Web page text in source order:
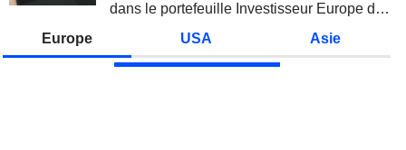
dans le portefeuille Investisseur Europe de
Europe USA Asie